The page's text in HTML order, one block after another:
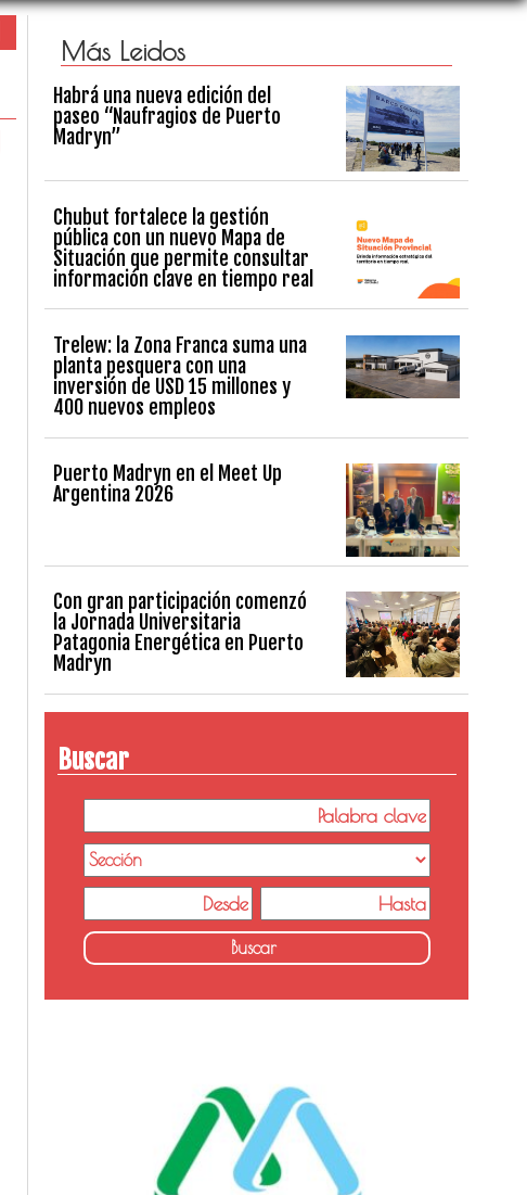
Más Leidos
Habrá una nueva edición del
paseo “Naufragios de Puerto
Madryn”
Chubut fortalece la gestión
pública con un nuevo Mapa de
Situación que permite consultar
información clave en tiempo real
Trelew: la Zona Franca suma una
planta pesquera con una
inversión de USD 15 millones y
400 nuevos empleos
Puerto Madryn en el Meet Up
Argentina 2026
Con gran participación comenzó
la Jornada Universitaria
Patagonia Energética en Puerto
Madryn
Buscar